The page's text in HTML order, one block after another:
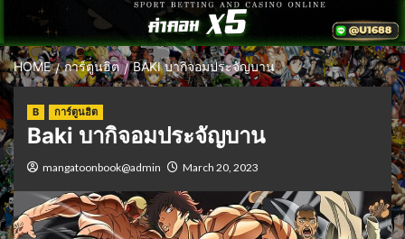
HOME การ์ตูนฮิต BAKI บากิจอมประจัญบาน
B การ์ตูนฮิต
Baki บากิจอมประจัญบาน
mangatoonbook@admin March 20, 2023